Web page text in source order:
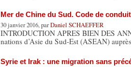
Mer de Chine du Sud. Code de
30 janvier 2016, parDaniel SCHAEFFER
INTRODUCTION APRES BIEN DES
nations d’Asie du Sud-Est (ASEAN)
Syrie et Irak : une migration sans